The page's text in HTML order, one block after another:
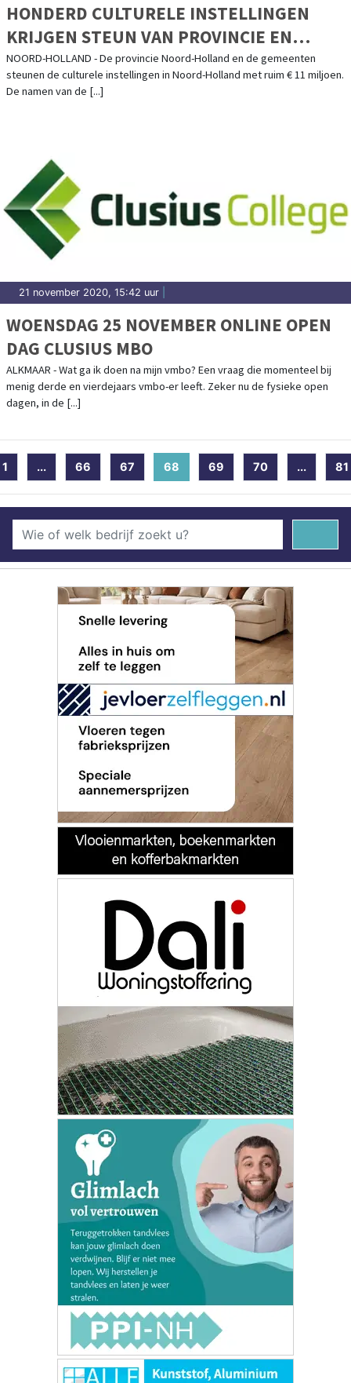
HONDERD CULTURELE INSTELLINGEN
KRIJGEN STEUN VAN PROVINCIE EN
GEMEENTEN
NOORD-HOLLAND - De provincie Noord-Holland en de gemeenten
steunen de culturele instellingen in Noord-Holland met ruim € 11 miljoen.
De namen van de [...]
21 november 2020, 15:42 uur
WOENSDAG 25 NOVEMBER ONLINE OPEN
DAG CLUSIUS MBO
ALKMAAR - Wat ga ik doen na mijn vmbo? Een vraag die momenteel bij
menig derde en vierdejaars vmbo-er leeft. Zeker nu de fysieke open
dagen, in de [...]
1 ... 66 67 68 (current)
69 70 ... 81